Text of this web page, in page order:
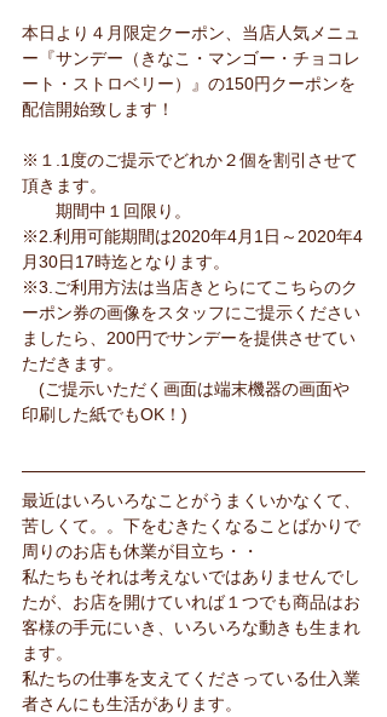
本日より４月限定クーポン、当店人気メニュ
ー『サンデー（きなこ・マンゴー・チョコレ
ート・ストロベリー）』の150円クーポンを
配信開始致します！
※１.1度のご提示でどれか２個を割引させて
頂きます。
期間中１回限り。
※2.利用可能期間は2020年4月1日～2020年4
月30日17時迄となります。
※3.ご利用方法は当店きとらにてこちらのク
ーポン券の画像をスタッフにご提示ください
ましたら、200円でサンデーを提供させてい
ただきます。
(ご提示いただく画面は端末機器の画面や
印刷した紙でもOK！)
最近はいろいろなことがうまくいかなくて、
苦しくて。。下をむきたくなることばかりで
周りのお店も休業が目立ち・・
私たちもそれは考えないではありませんでし
たが、お店を開けていれば１つでも商品はお
客様の手元にいき、いろいろな動きも生まれ
ます。
私たちの仕事を支えてくださっている仕入業
者さんにも生活があります。